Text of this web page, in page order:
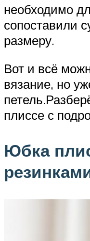
необходимо
сопоставили
размеру.
Вот и всё
вязание, но
плиссе с
Юбка